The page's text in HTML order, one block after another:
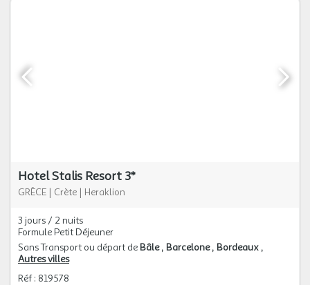
Hotel Stalis Resort 3*
GRÈCE | Crète | Heraklion
3 jours / 2 nuits
Formule Petit Déjeuner
Sans Transport ou départ de Bâle Barcelone Bordeaux
Autres villes
Réf : 819578